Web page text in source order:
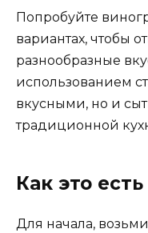
Попробуйте
вариантах, чтобы
разнообразные
использованием
вкусными, но и
традиционной
Как это есть
Для начала,